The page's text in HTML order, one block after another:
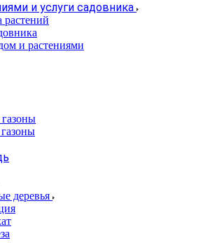
и услуги садовника
растений
и растениями
деревья